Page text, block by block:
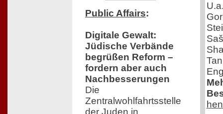
Public Affairs:
Digitale Gewalt:
Jüdische Verbände
begrüßen Reform –
fordern aber auch
Nachbesserungen
Die
Zentralwohlfahrtsstelle
der Juden in